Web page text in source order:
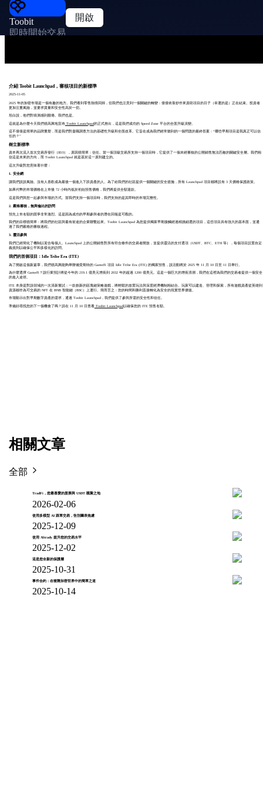
Toobit
即時開始交易
開啟
介紹 Toobit Launchpad，審核項目的新標準
2025-11-05
2025 年的加密市場是一個有趣的地方。我們看到零售熱情回歸，但我們也注意到一個關鍵的轉變：僅僅依靠炒作來資助項目的日子（幸運的是）正在結束。投資者
更加注重風險，並要求質量和安全性高於一切。
坦白說，他們對猜測感到厭倦。我們也是。
這就是為什麼今天我們很高興地宣布Toobit Launchpad的正式推出，這是我們成功的 Speed Zone 平台的全面升級演變。
這不僅僅是簡單的品牌重塑，而是我們對盡職調查方法的基礎性升級和全面改革。它旨在成為我們經常聽到的一個問題的最終答案：“哪些早期項目是我真正可以信
任的？”
樹立新標準
資本再次流入首次交易所發行（IEO），原因很簡單：信任。當一個頂級交易所支持一個項目時，它提供了一個未經審核的公開銷售無法匹敵的關鍵安全層。我們相
信這是未來的方向，而 Toobit Launchpad 就是基於這一原則建立的。
這次升級對您意味著什麼：
1. 安全網
讓我們談談風險。沒有人喜歡成為最後一個進入下跌資產的人。為了給我們的社區提供一個關鍵的安全措施，所有 Launchpad 項目都將設有 3 天價格保護政策。
如果代幣的市場價格在上市後 72 小時內低於初始預售價格，我們將提供全額退款。
這是我們與您一起參與市場的方式。當我們支持一個項目時，我們支持的是其即時的市場完整性。
2. 嚴格審核，無與倫比的訪問
預先上市名額的競爭非常激烈。這是因為成功的早期參與者的潛在回報是可觀的。
我們的目標很簡單：將我們的社區與最有前途的企業聯繫起來。Toobit Launchpad 為您提供獨家早期接觸經過精挑細選的項目，這些項目具有強大的基本面，並通
過了我們嚴格的審核過程。
3. 靈活參與
我們已經簡化了機制以迎合每個人。Launchpad 上的公開銷售對所有符合條件的交易者開放，並提供靈活的支付選項（USDT、BTC、ETH 等），每個項目設置自定
義規則以確保公平和多樣化的訪問。
我們的首個項目：Idle Tribe Era (ITE)
為了開啟這個新篇章，我們很高興能夠舉辦備受期待的 GameFi 項目 Idle Tribe Era (ITE) 的獨家預售，該活動將於 2025 年 11 月 10 日至 11 日舉行。
為什麼選擇 GameFi？該行業預計將從今年的 219.1 億美元增長到 2032 年的超過 1200 億美元。這是一個巨大的增長浪潮，我們在這裡為我們的交易者提供一個安全
的進入途徑。
ITE 本身是對該領域的一次清新嘗試：一款創新的區塊鏈策略遊戲，將輕鬆的放置玩法與深度經濟機制相結合。玩家可以建造、管理和探索，所有遊戲資產從英雄到
資源都作為可交易的 NFT 在 BNB 智能鏈（BSC）上運行。簡而言之：您的時間和勝利直接轉化為安全的現實世界價值。
市場顯示出對早期數字資產的需求，通過 Toobit Launchpad，我們提供了參與所需的安全性和信任。
準備好尋找您的下一個機會了嗎？請在 11 月 10 日查看Toobit Launchpad以確保您的 ITE 預售名額。
相關文章
全部
TradFi，您最喜愛的股票與 USDT 匯聚之地
2026-02-06
使用多模型 AI 跟單交易，告別圖表焦慮
2025-12-09
使用 Altrady 提升您的交易水平
2025-12-02
這是您全新的保護層
2025-10-31
事件合約：在複雜加密世界中的簡單之道
2025-10-14